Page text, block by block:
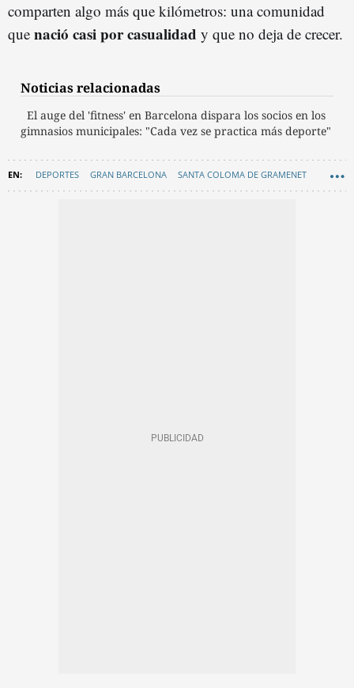
comparten algo más que kilómetros: una comunidad
que nació casi por casualidad y que no deja de crecer.
Noticias relacionadas
El auge del 'fitness' en Barcelona dispara los socios en los
gimnasios municipales: "Cada vez se practica más deporte"
DEPORTES GRAN BARCELONA SANTA COLOMA DE GRAMENET